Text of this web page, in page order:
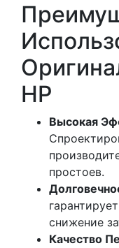
HP
Высокая
простоев.
снижение
Качество